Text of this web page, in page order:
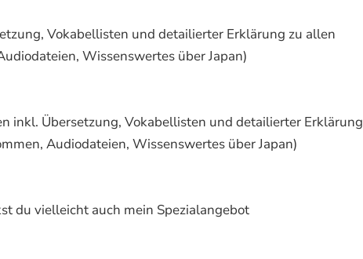
Vokabellisten und detailierter Erklärung zu allen
Wissenswertes über Japan)
inkl. Übersetzung, Vokabellisten und detailierter Erklärung
Audiodateien, Wissenswertes über Japan)
du vielleicht auch mein Spezialangebot